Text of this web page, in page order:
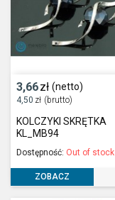
3,66zł (netto)
4,50 zł (brutto)
KOLCZYKI SKRĘTKA
KL_MB94
Dostępność: Out of stock
ZOBACZ